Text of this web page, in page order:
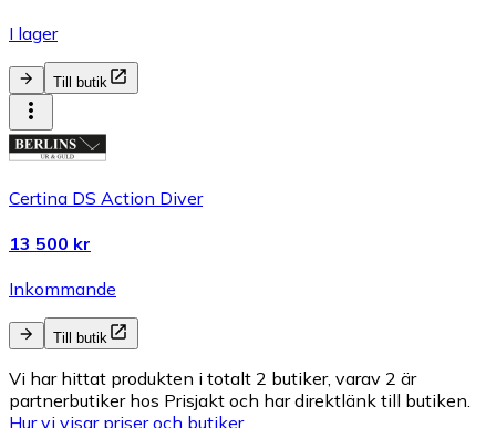
I lager
Till butik
Certina DS Action Diver
13 500 kr
Inkommande
Till butik
Vi har hittat produkten i totalt 2 butiker, varav 2 är
partnerbutiker hos Prisjakt och har direktlänk till butiken.
Hur vi visar priser och butiker.